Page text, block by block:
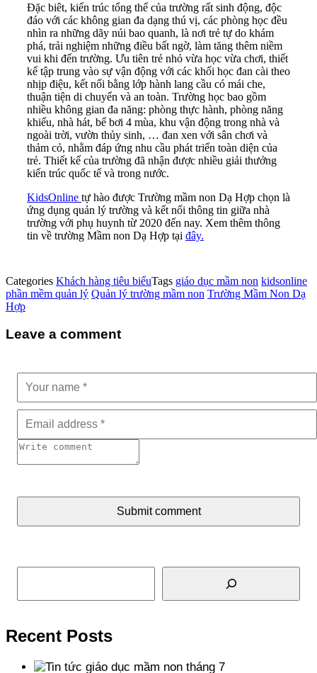
Đặc biêt, kiến trúc tổng thể của trường rất sinh động, độc
đáo với các không gian đa dạng thú vị, các phòng học đều
nhìn ra những dãy núi bao quanh, là nơi trẻ tự do khám
phá, trải nghiệm những điều bất ngờ, làm tăng thêm niềm
vui khi đến trường. Ưu tiên trẻ nhỏ vừa học vừa chơi, thiết
kế tập trung vào sự vận động với các khối học đan cài theo
nhịp điệu, kết nối bằng lớp hành lang cầu có mái che,
thuận tiện di chuyển và an toàn. Trường học bao gồm
nhiều không gian đa năng: phòng thực hành, phòng năng
khiếu, nhà hát, bể bơi 4 mùa, khu vận động trong nhà và
ngoài trời, vườn thủy sinh, … đan xen với sân chơi và
thảm cỏ, nhằm đáp ứng nhu cầu phát triển toàn diện của
trẻ. Thiết kế của trường đã nhận được nhiều giải thưởng
kiến trúc quốc tế và trong nước.
KidsOnline tự hào được Trường mầm non Dạ Hợp chọn là
ứng dụng quản lý trường và kết nối thông tin giữa nhà
trường với phụ huynh từ 2020 đến nay. Xem thêm thông
tin về trường Mầm non Dạ Hợp tại đây.
Categories Khách hàng tiêu biểuTags giáo dục mầm non kidsonline
phần mềm quản lý Quản lý trường mầm non Trường Mầm Non Dạ
Hợp
Leave a comment
Submit comment
Tìm kiếm
Recent Posts